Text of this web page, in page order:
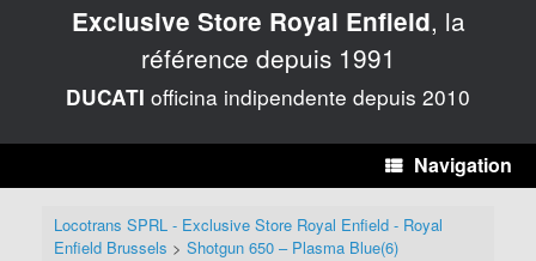
Exclusive Store Royal Enfield, la
référence depuis 1991
DUCATI officina indipendente depuis 2010
Navigation
Locotrans SPRL - Exclusive Store Royal Enfield - Royal
Enfield Brussels > Shotgun 650 – Plasma Blue(6)